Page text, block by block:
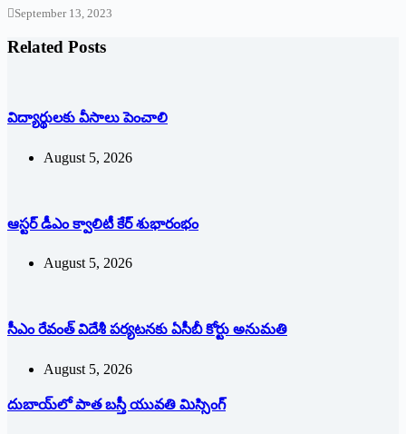
September 13, 2023
Related Posts
విద్యార్థులకు వీసాలు పెంచాలి
August 5, 2026
ఆస్టర్ డీఎం క్వాలిటీ కేర్ శుభారంభం
August 5, 2026
సీఎం రేవంత్ విదేశీ పర్యటనకు ఏసీబీ కోర్టు అనుమతి
August 5, 2026
దుబాయ్‌లో పాత బ‌స్తీ యువతి మిస్సింగ్